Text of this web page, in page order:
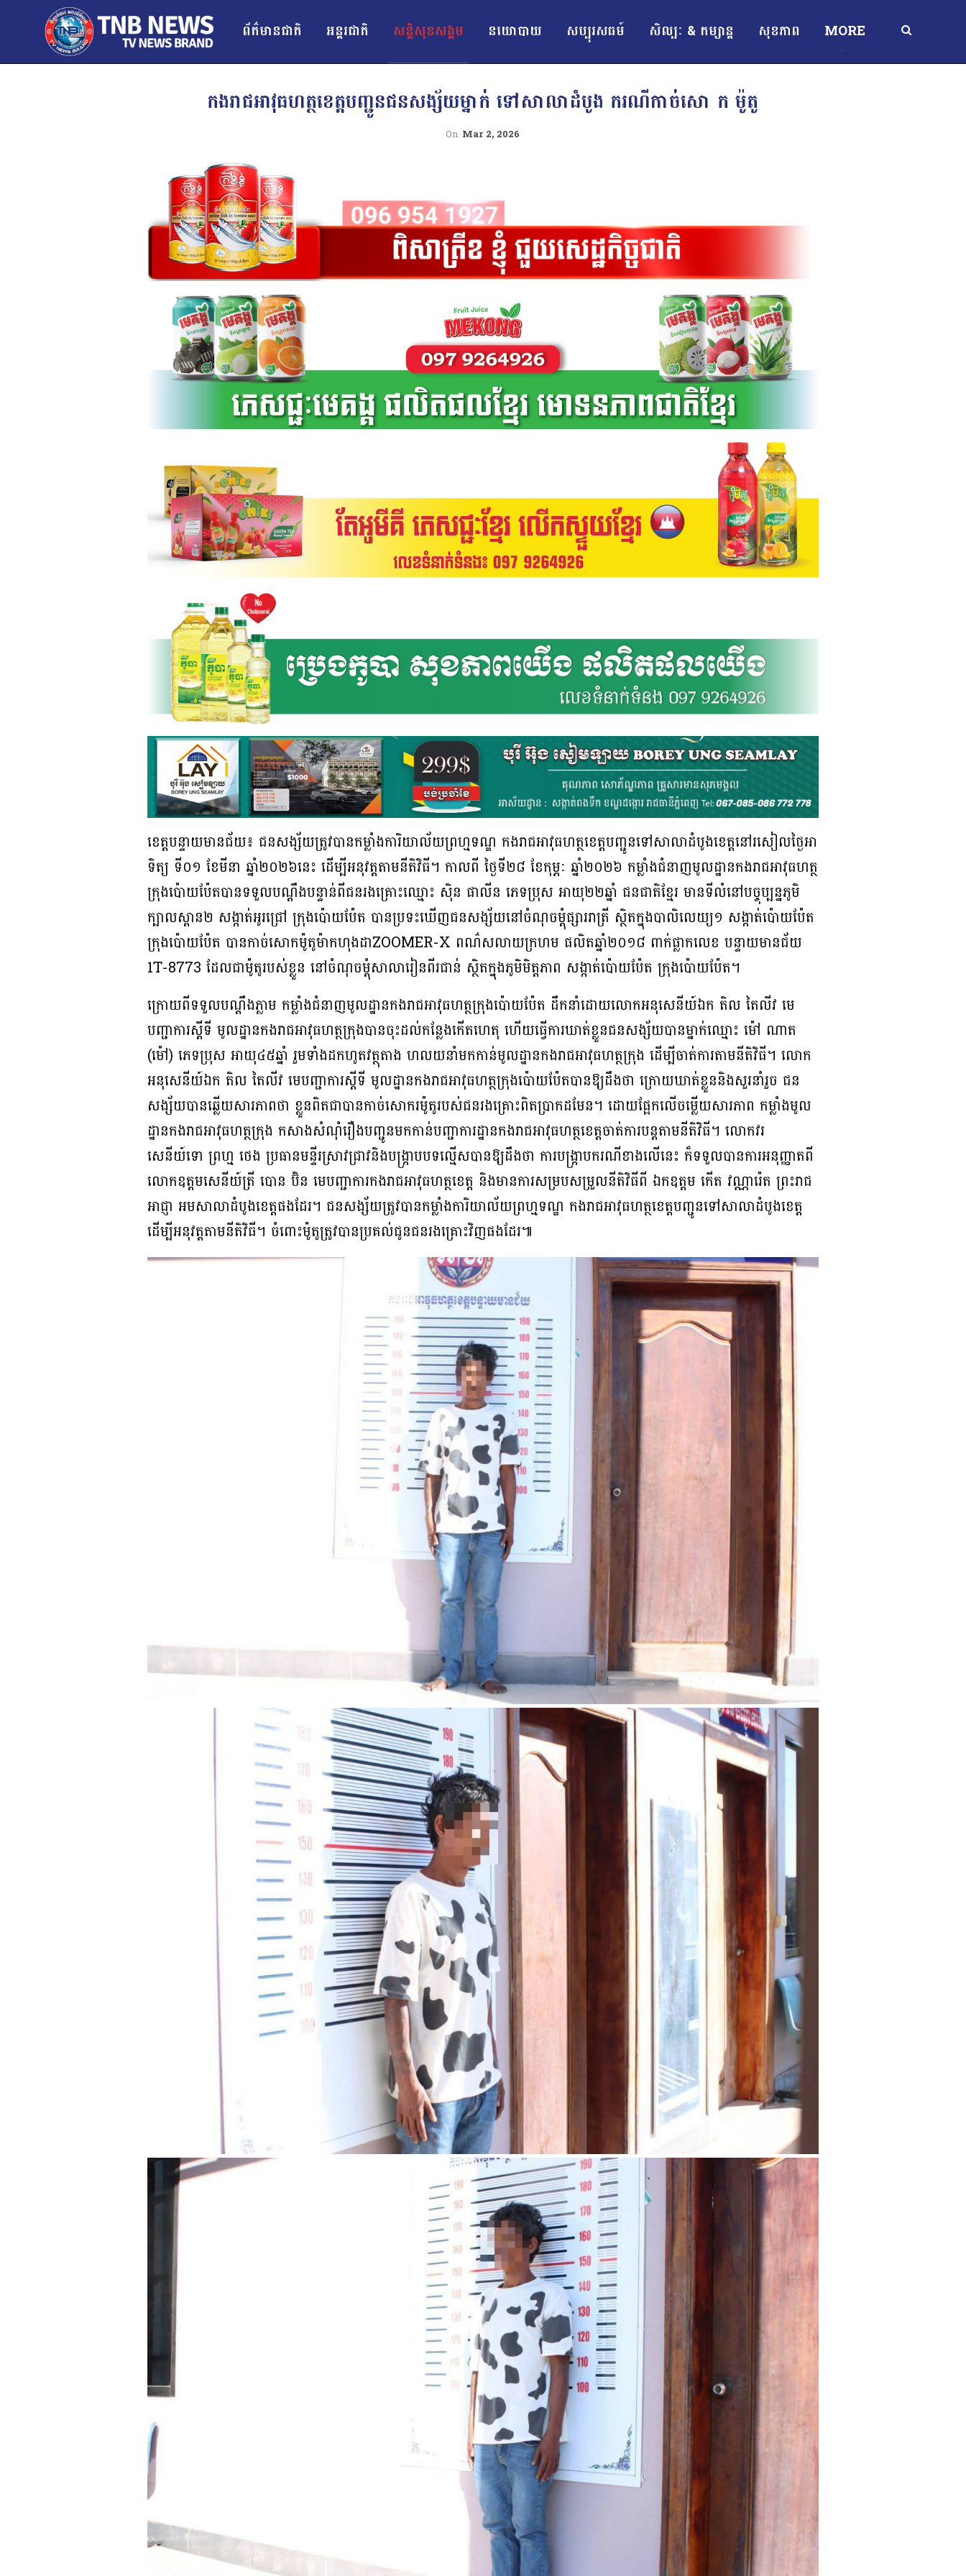
ព័ត៌មានជាតិ អន្ដរជាតិ សន្តិសុខសង្គម នយោបាយ សប្បុរសធម៍ សិល្បៈ & កម្សាន្ត សុខភាព MORE
កងរាជឣាវុធហត្ថខេត្តបញ្ជូនជនសង្ស័យម្នាក់ ទៅសាលាដំបូង ករណីកាច់សោ ក ម៉ូតូ
On Mar 2, 2026
ខេត្តបន្ទាយមានជ័យ៖ ជនសង្ស័យត្រូវបានកម្លាំងការិយាល័យព្រហ្មទណ្ឌ កងរាជអាវុធហត្ថខេត្តបញ្ជូនទៅសាលាដំបូងខេត្តនៅរសៀលថ្ងៃអា
ទិត្យ ទី០១ ខែមីនា ឆ្នាំ២០២៦នេះ ដើម្បីអនុវត្តតាមនីតិវិធី។ កាលពី ថ្ងៃទី២៨ ខែកុម្ភៈ ឆ្នាំ២០២៦ កម្លាំងជំនាញមូលដ្ឋានកងរាជអាវុធហត្ថ
ក្រុងប៉ោយប៉ែតបានទទួលបណ្ដឹងបន្ទាន់ពីជនរងគ្រោះឈ្មោះ ស៊ិន ផាលីន ភេទប្រុស អាយុ២២ឆ្នាំ ជនជាតិខ្មែរ មានទីលំនៅបច្ចុប្បន្នភូមិ
ក្បាលស្ពាន២ សង្កាត់អូរជ្រៅ ក្រុងប៉ោយប៉ែត បានប្រទះឃើញជនសង្ស័យនៅចំណុចម្ដុំផ្សាររាត្រី ស្ថិតក្នុងបាលិលេយ្យ១ សង្កាត់ប៉ោយប៉ែត
ក្រុងប៉ោយប៉ែត បានកាច់សោកម៉ូតូម៉ាកហុងដាZOOMER-X ពណ៌សលាយក្រហម ផលិតឆ្នាំ២០១៨ ពាក់ផ្លាកលេខ បន្ទាយមានជ័យ
1T-8773 ដែលជាម៉ូតូរបស់ខ្លួន នៅចំណុចម្ដុំសាលារៀនពីរជាន់ ស្ថិតក្នុងភូមិមិត្តភាព សង្កាត់ប៉ោយប៉ែត ក្រុងប៉ោយប៉ែត។
ក្រោយពីទទួលបណ្ដឹងភ្លាម កម្លាំងជំនាញមូលដ្ឋានកងរាជអាវុធហត្ថក្រុងប៉ោយប៉ែត ដឹកនាំដោយលោកអនុសេនីយ៍ឯក តិល តៃលីវ មេ
បញ្ជាការស្តីទី មូលដ្ឋានកងរាជអាវុធហត្ថក្រុងបានចុះដល់កន្លែងកើតហេតុ ហើយធ្វើការឃាត់ខ្លួនជនសង្ស័យបានម្នាក់ឈ្មោះ ម៉ៅ ណាត
(ម៉ៅ) ភេទប្រុស អាយុ៤៥ឆ្នាំ រួមទាំងដកហូតវត្ថុតាង ហលយនាំមកកាន់មូលដ្ឋានកងរាជអាវុធហត្ថក្រុង ដេីម្បីចាត់ការតាមនីតិវិធី។ លោក
អនុសេនីយ៍ឯក តិល តៃលីវ មេបញ្ជាការស្តីទី មូលដ្ឋានកងរាជអាវុធហត្ថក្រុងប៉ោយប៉ែតបានឱ្យដឹងថា ក្រោយឃាត់ខ្លួននិងសួរនាំរួច ជន
សង្ស័យបានឆ្លើយសារភាពថា ខ្លួនពិតជាបានកាច់សោករម៉ូតូរបស់ជនរងគ្រោះពិតប្រាកដមែន។ ដោយផ្អែកលេីចម្លេីយសារភាព កម្លាំងមូល
ដ្ឋានកងរាជអាវុធហត្ថក្រុង កសាងសំណុំរឿងបញ្ជូនមកកាន់បញ្ជាការដ្ឋានកងរាជអាវុធហត្ថខេត្តចាត់ការបន្តតាមនីតិវិធី។ លោកវរ
សេនីយ៍ទោ ព្រហ្ម ថេង ប្រធានមន្ទីរស្រាវជ្រាវនិងបង្ក្រាបបទល្មេីសបានឱ្យដឹងថា ការបង្ក្រាបករណីខាងលើនេះ ក៏ទទួលបានការអនុញ្ញាតពី
លោកឧត្តមសេនីយ៍ត្រី បោន ប៊ិន មេបញ្ជាការកងរាជអាវុធហត្ថខេត្ត និងមានការសម្របសម្រួលនីតិវិធីពី ឯកឧត្តម កើត វណ្ណារ៉េត ព្រះរាជ
អាជ្ញា អមសាលាដំបូងខេត្តផងដែរ។ ជនសង្ស័យត្រូវបានកម្លាំងការិយាល័យព្រហ្មទណ្ឌ កងរាជអាវុធហត្ថខេត្តបញ្ជូនទៅសាលាដំបូងខេត្ត
ដើម្បីអនុវត្តតាមនីតិវិធី។ ចំពោះម៉ូតូត្រូវបានប្រគល់ជូនជនរងគ្រោះវិញផងដែរ៕